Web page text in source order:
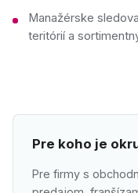
Manažérske
teritórií a
Pre koho je
Pre firmy s